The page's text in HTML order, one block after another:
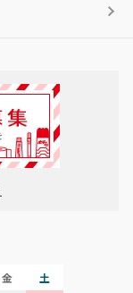
金
土